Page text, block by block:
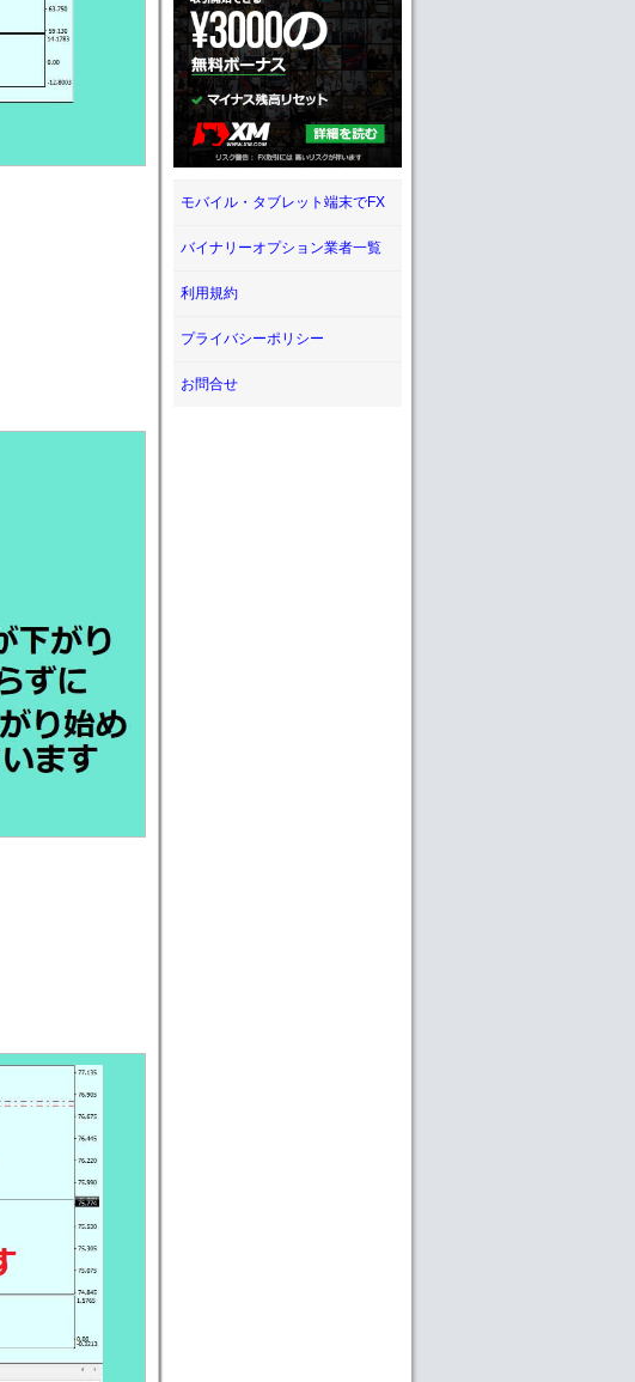
モバイル・タブレット端末でFX
バイナリーオプション業者一覧
利用規約
プライバシーポリシー
お問合せ